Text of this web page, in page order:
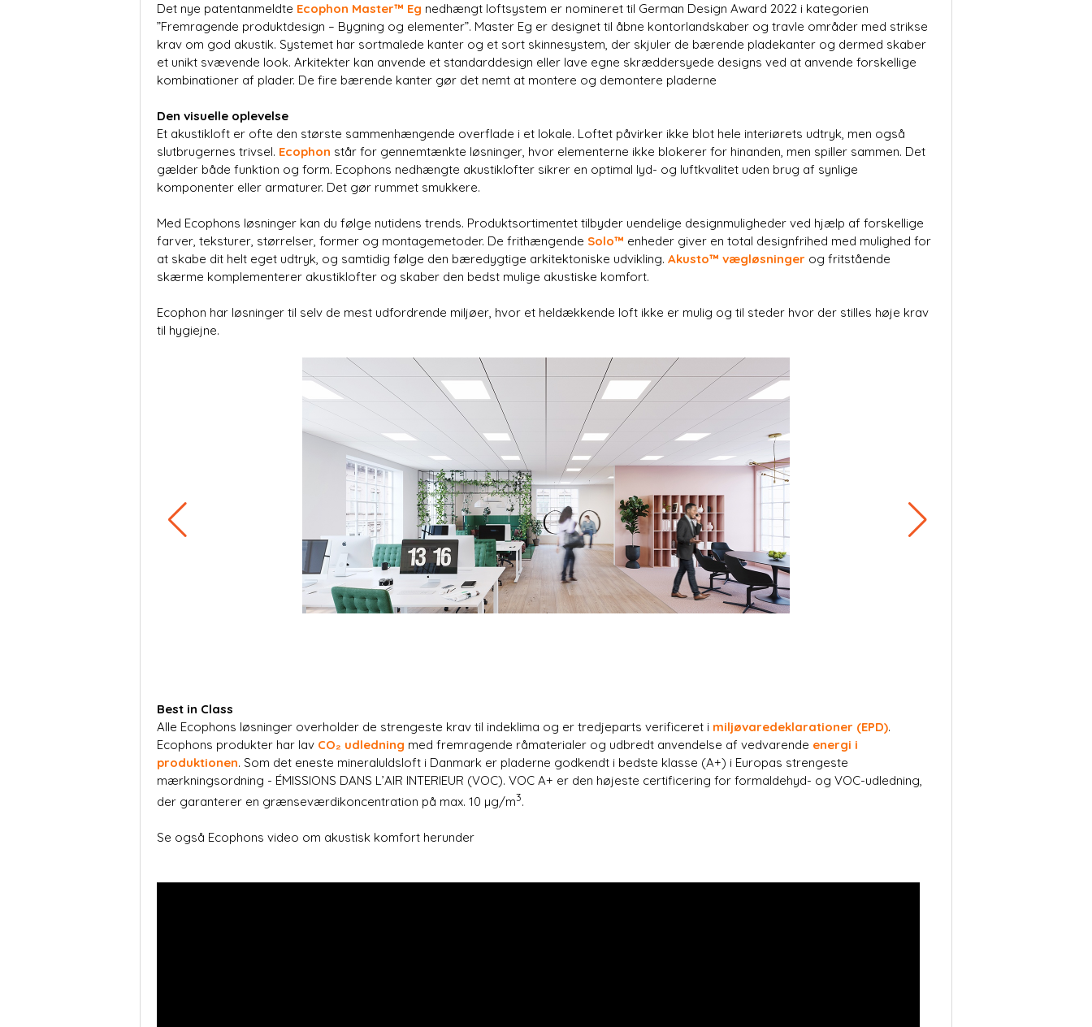
Det nye patentanmeldte Ecophon Master™ Eg nedhængt loftsystem er nomineret til German Design Award 2022 i kategorien
”Fremragende produktdesign – Bygning og elementer”. Master Eg er designet til åbne kontorlandskaber og travle områder med strikse
krav om god akustik. Systemet har sortmalede kanter og et sort skinnesystem, der skjuler de bærende pladekanter og dermed skaber
et unikt svævende look. Arkitekter kan anvende et standarddesign eller lave egne skræddersyede designs ved at anvende forskellige
kombinationer af plader. De fire bærende kanter gør det nemt at montere og demontere pladerne
Den visuelle oplevelse
Et akustikloft er ofte den største sammenhængende overflade i et lokale. Loftet påvirker ikke blot hele interiørets udtryk, men også
slutbrugernes trivsel. Ecophon står for gennemtænkte løsninger, hvor elementerne ikke blokerer for hinanden, men spiller sammen. Det
gælder både funktion og form. Ecophons nedhængte akustiklofter sikrer en optimal lyd- og luftkvalitet uden brug af synlige
komponenter eller armaturer. Det gør rummet smukkere.
Med Ecophons løsninger kan du følge nutidens trends. Produktsortimentet tilbyder uendelige designmuligheder ved hjælp af forskellige
farver, teksturer, størrelser, former og montagemetoder. De frithængende Solo™ enheder giver en total designfrihed med mulighed for
at skabe dit helt eget udtryk, og samtidig følge den bæredygtige arkitektoniske udvikling. Akusto™ vægløsninger og fritstående
skærme komplementerer akustiklofter og skaber den bedst mulige akustiske komfort.
Ecophon har løsninger til selv de mest udfordrende miljøer, hvor et heldækkende loft ikke er mulig og til steder hvor der stilles høje krav
til hygiejne.
Best in Class
Alle Ecophons løsninger overholder de strengeste krav til indeklima og er tredjeparts verificeret i miljøvaredeklarationer (EPD).
Ecophons produkter har lav CO₂ udledning med fremragende råmaterialer og udbredt anvendelse af vedvarende energi i
produktionen. Som det eneste mineraluldsloft i Danmark er pladerne godkendt i bedste klasse (A+) i Europas strengeste
mærkningsordning - ÉMISSIONS DANS L’AIR INTERIEUR (VOC). VOC A+ er den højeste certificering for formaldehyd- og VOC-udledning,
der garanterer en grænseværdikoncentration på max. 10 µg/m3.
Se også Ecophons video om akustisk komfort herunder